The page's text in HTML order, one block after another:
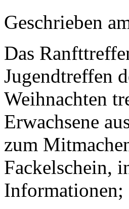
Geschrieben
Das
Jugendtreffen
Weihnachten
Erwachsene
zum
Fackelschein,
Informationen;